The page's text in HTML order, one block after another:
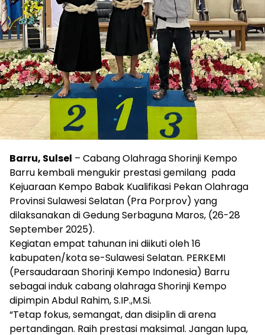
Barru, Sulsel – Cabang Olahraga Shorinji Kempo
Barru kembali mengukir prestasi gemilang pada
Kejuaraan Kempo Babak Kualifikasi Pekan Olahraga
Provinsi Sulawesi Selatan (Pra Porprov) yang
dilaksanakan di Gedung Serbaguna Maros, (26-28
September 2025).
Kegiatan empat tahunan ini diikuti oleh 16
kabupaten/kota se-Sulawesi Selatan. PERKEMI
(Persaudaraan Shorinji Kempo Indonesia) Barru
sebagai induk cabang olahraga Shorinji Kempo
dipimpin Abdul Rahim, S.IP.,M.Si.
“Tetap fokus, semangat, dan disiplin di arena
pertandingan. Raih prestasi maksimal. Jangan lupa,